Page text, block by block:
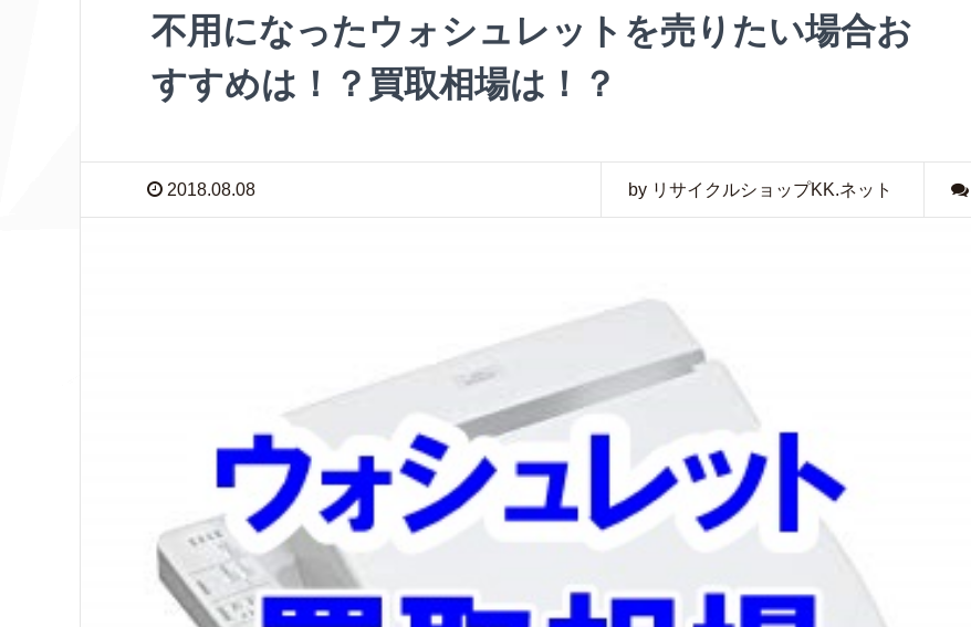
不用になったウォシュレットを売りたい場合お
すすめは！？買取相場は！？
2018.08.08 by リサイクルショップKK.ネット